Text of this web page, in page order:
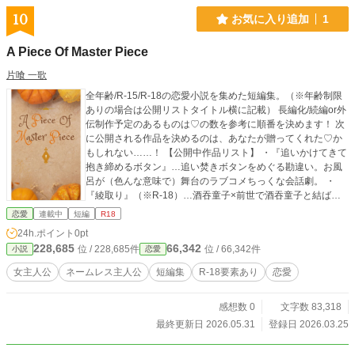
10 お気に入り追加 1
A Piece Of Master Piece
片喰 一歌
全年齢/R-15/R-18の恋愛小説を集めた短編集。（※年齢制限
ありの場合は公開リストタイトル横に記載） 長編化/続編or外
伝制作予定のあるものは♡の数を参考に順番を決めます！ 次
に公開される作品を決めるのは、あなたが贈ってくれた♡か
もしれない……！ 【公開中作品リスト】 ・『追いかけてきて
抱き締めるボタン』…追い焚きボタンをめぐる勘違い。お風
呂が（色んな意味で）舞台のラブコメちっくな会話劇。 ・
『綾取り』（※R-18）…酒吞童子×前世で酒吞童子と結ばれ
なかった女性の現代ファンタジー×異種恋愛譚。ちょっぴりS
彼女の手にかけられたいという酒吞の願いの行方や如何に。
【公開予定作品リスト】 coming soon...
恋愛 連載中 短編 R18
24h.ポイント 0pt
小説 228,685 位 / 228,685件 恋愛 66,342 位 / 66,342件
女主人公 ネームレス主人公 短編集 R-18要素あり 恋愛
感想数 0
文字数 83,318
最終更新日 2026.05.31
登録日 2026.03.25